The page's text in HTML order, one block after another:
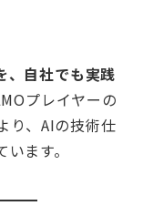
、自社でも実践
プレイヤーの
り、AIの技術仕
ます。